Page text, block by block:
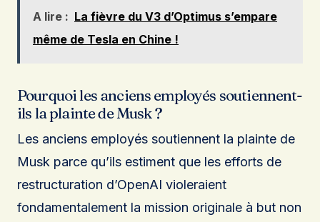
A lire : La fièvre du V3 d’Optimus s’empare
même de Tesla en Chine !
Pourquoi les anciens employés soutiennent-
ils la plainte de Musk ?
Les anciens employés soutiennent la plainte de
Musk parce qu’ils estiment que les efforts de
restructuration d’OpenAI violeraient
fondamentalement la mission originale à but non